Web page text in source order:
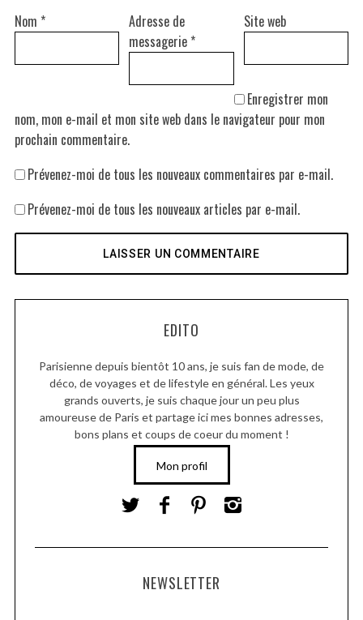
Nom *
Adresse de
messagerie *
Site web
Enregistrer mon
nom, mon e-mail et mon site web dans le navigateur pour mon
prochain commentaire.
Prévenez-moi de tous les nouveaux commentaires par e-mail.
Prévenez-moi de tous les nouveaux articles par e-mail.
EDITO
Parisienne depuis bientôt 10 ans, je suis fan de mode, de
déco, de voyages et de lifestyle en général. Les yeux
grands ouverts, je suis chaque jour un peu plus
amoureuse de Paris et partage ici mes bonnes adresses,
bons plans et coups de coeur du moment !
Mon profil
NEWSLETTER